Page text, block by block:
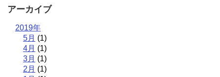
アーカイブ
2019年
5月 (1)
4月 (1)
3月 (1)
2月 (1)